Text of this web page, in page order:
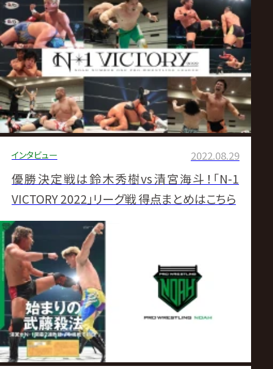
しもう！【8.28かわさき大会終了時点】
インタビュー 2022.08.29
優勝決定戦は鈴木秀樹vs清宮海斗！「N-1
VICTORY 2022」リーグ戦 得点まとめはこちら